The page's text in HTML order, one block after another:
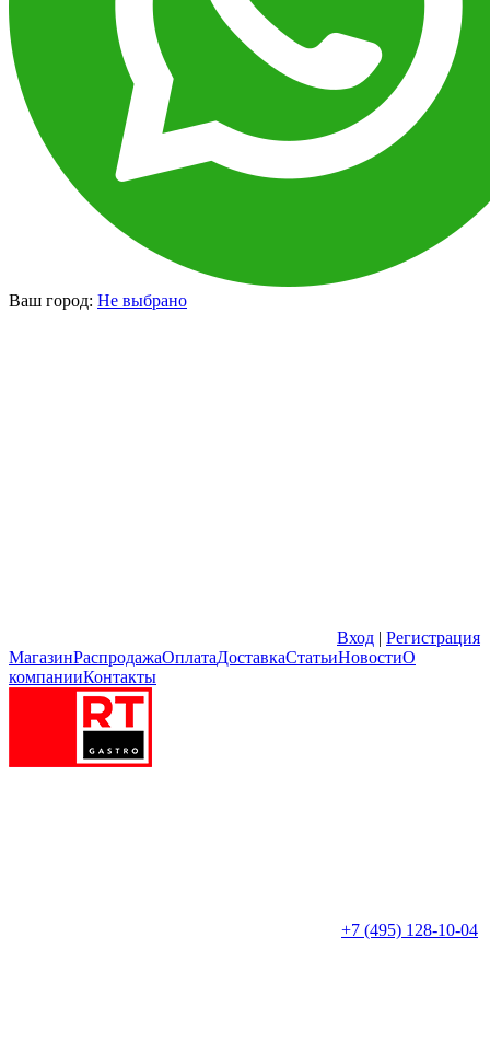
Ваш город: Не выбрано
Вход | Регистрация
МагазинРаспродажаОплатаДоставкаСтатьиНовостиО
компанииКонтакты
+7 (495) 128-10-04